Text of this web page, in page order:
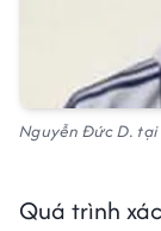
Nguyễn Đức D.
Quá trình